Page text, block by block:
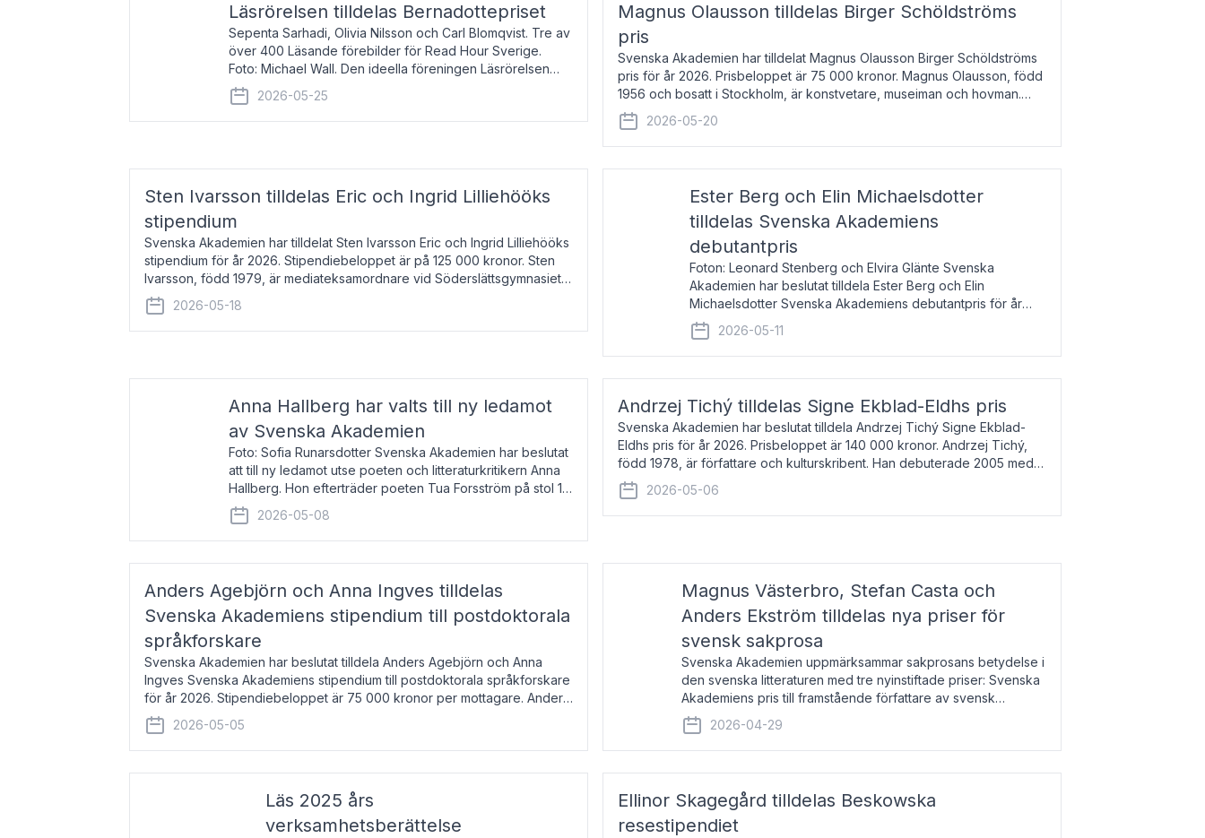
Läsrörelsen tilldelas Bernadottepriset
Sepenta Sarhadi, Olivia Nilsson och Carl Blomqvist. Tre av
över 400 Läsande förebilder för Read Hour Sverige.
Foto: Michael Wall. Den ideella föreningen Läsrörelsen
tilldelas Bernadottepriset 2026 för att den under ett kvarts
sekel gjort re
2026-05-25
Magnus Olausson tilldelas Birger Schöldströms
pris
Svenska Akademien har tilldelat Magnus Olausson Birger Schöldströms
pris för år 2026. Prisbeloppet är 75 000 kronor. Magnus Olausson, född
1956 och bosatt i Stockholm, är konstvetare, museiman och hovman.
Han disputerade 1993 vid Uppsala un
2026-05-20
Sten Ivarsson tilldelas Eric och Ingrid Lilliehööks
stipendium
Svenska Akademien har tilldelat Sten Ivarsson Eric och Ingrid Lilliehööks
stipendium för år 2026. Stipendiebeloppet är på 125 000 kronor. Sten
Ivarsson, född 1979, är mediateksamordnare vid Söderslättsgymnasiet i
Trelleborg. Här har han på
2026-05-18
Ester Berg och Elin Michaelsdotter
tilldelas Svenska Akademiens
debutantpris
Foton: Leonard Stenberg och Elvira Glänte Svenska
Akademien har beslutat tilldela Ester Berg och Elin
Michaelsdotter Svenska Akademiens debutantpris för år
2026. Priset är nyinstiftat och syftar till att lyfta fram
intressanta och löftesrik
2026-05-11
Anna Hallberg har valts till ny ledamot
av Svenska Akademien
Foto: Sofia Runarsdotter Svenska Akademien har beslutat
att till ny ledamot utse poeten och litteraturkritikern Anna
Hallberg. Hon efterträder poeten Tua Forsström på stol 18
och kommer att ta sitt inträde vid Akademiens
högtidssammankomst
2026-05-08
Andrzej Tichý tilldelas Signe Ekblad-Eldhs pris
Svenska Akademien har beslutat tilldela Andrzej Tichý Signe Ekblad-
Eldhs pris för år 2026. Prisbeloppet är 140 000 kronor. Andrzej Tichý,
född 1978, är författare och kulturskribent. Han debuterade 2005 med
den lovordade romanen Sex liter l
2026-05-06
Anders Agebjörn och Anna Ingves tilldelas
Svenska Akademiens stipendium till postdoktorala
språkforskare
Svenska Akademien har beslutat tilldela Anders Agebjörn och Anna
Ingves Svenska Akademiens stipendium till postdoktorala språkforskare
för år 2026. Stipendiebeloppet är 75 000 kronor per mottagare. Anders
Agebjörn, född 1984, är universitet
2026-05-05
Magnus Västerbro, Stefan Casta och
Anders Ekström tilldelas nya priser för
svensk sakprosa
Svenska Akademien uppmärksammar sakprosans betydelse i
den svenska litteraturen med tre nyinstiftade priser: Svenska
Akademiens pris till framstående författare av svensk
sakprosa som i år går till Magnus Västerbro, Svenska
Akademiens pris
2026-04-29
Läs 2025 års
verksamhetsberättelse
Ellinor Skagegård tilldelas Beskowska
resestipendiet